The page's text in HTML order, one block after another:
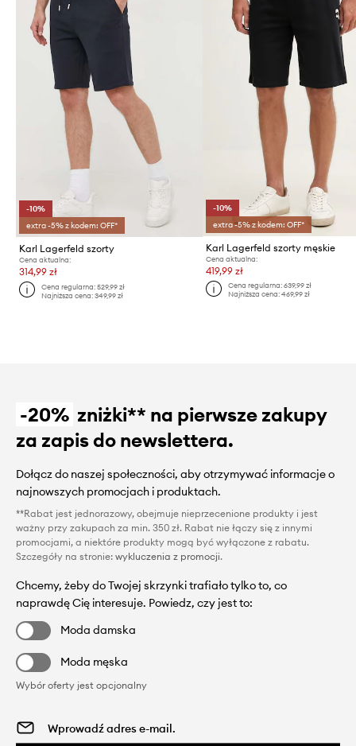
-10%
extra -5% z kodem: OFF*
Karl Lagerfeld szorty
Cena aktualna:
314,99 zł
Cena regularna:529,99 zł
Najniższa cena:349,99 zł
-10%
extra -5% z kodem: OFF*
Karl Lagerfeld szorty męskie
Cena aktualna:
419,99 zł
Cena regularna: 639,99 zł
Najniższa cena: 469,99 zł
-20% zniżki** na pierwsze zakupy
za zapis do newslettera.
Dołącz do naszej społeczności, aby otrzymywać informacje o
najnowszych promocjach i produktach.
**Rabat jest jednorazowy, obejmuje nieprzecenione produkty i jest
ważny przy zakupach za min. 350 zł. Rabat nie łączy się z innymi
promocjami, a niektóre produkty mogą być wyłączone z rabatu.
Szczegóły na stronie: wykluczenia z promocji.
Chcemy, żeby do Twojej skrzynki trafiało tylko to, co
naprawdę Cię interesuje. Powiedz, czy jest to:
Moda damska
Moda męska
Wybór oferty jest opcjonalny